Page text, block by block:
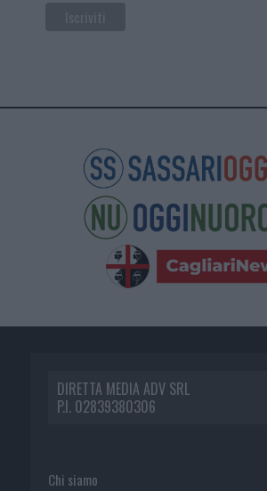
DIRETTA MEDIA ADV SRL
P.I. 02839380306
Chi siamo